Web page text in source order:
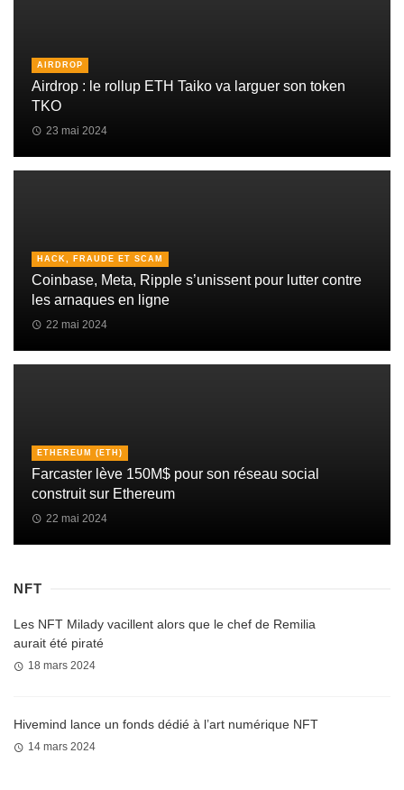
AIRDROP
Airdrop : le rollup ETH Taiko va larguer son token
TKO
23 mai 2024
HACK, FRAUDE ET SCAM
Coinbase, Meta, Ripple s’unissent pour lutter contre
les arnaques en ligne
22 mai 2024
ETHEREUM (ETH)
Farcaster lève 150M$ pour son réseau social
construit sur Ethereum
22 mai 2024
NFT
Les NFT Milady vacillent alors que le chef de Remilia
aurait été piraté
18 mars 2024
Hivemind lance un fonds dédié à l’art numérique NFT
14 mars 2024